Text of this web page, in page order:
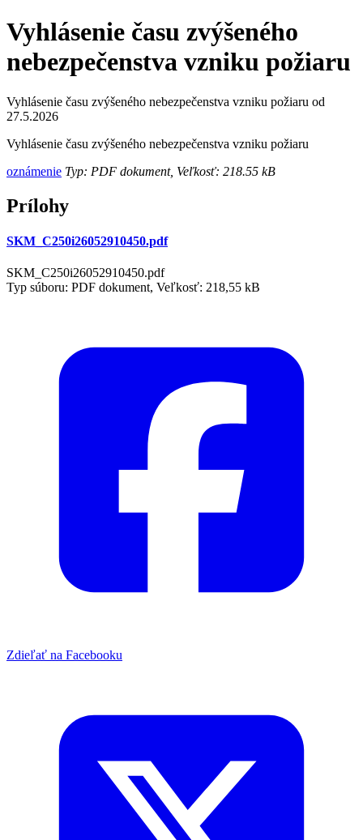
Vyhlásenie času zvýšeného
nebezpečenstva vzniku požiaru
Vyhlásenie času zvýšeného nebezpečenstva vzniku požiaru od
27.5.2026
Vyhlásenie času zvýšeného nebezpečenstva vzniku požiaru
oznámenie Typ: PDF dokument, Veľkosť: 218.55 kB
Prílohy
SKM_C250i26052910450.pdf
SKM_C250i26052910450.pdf
Typ súboru: PDF dokument, Veľkosť: 218,55 kB
Zdieľať na Facebooku